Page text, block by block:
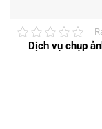
Dịch vụ chụp